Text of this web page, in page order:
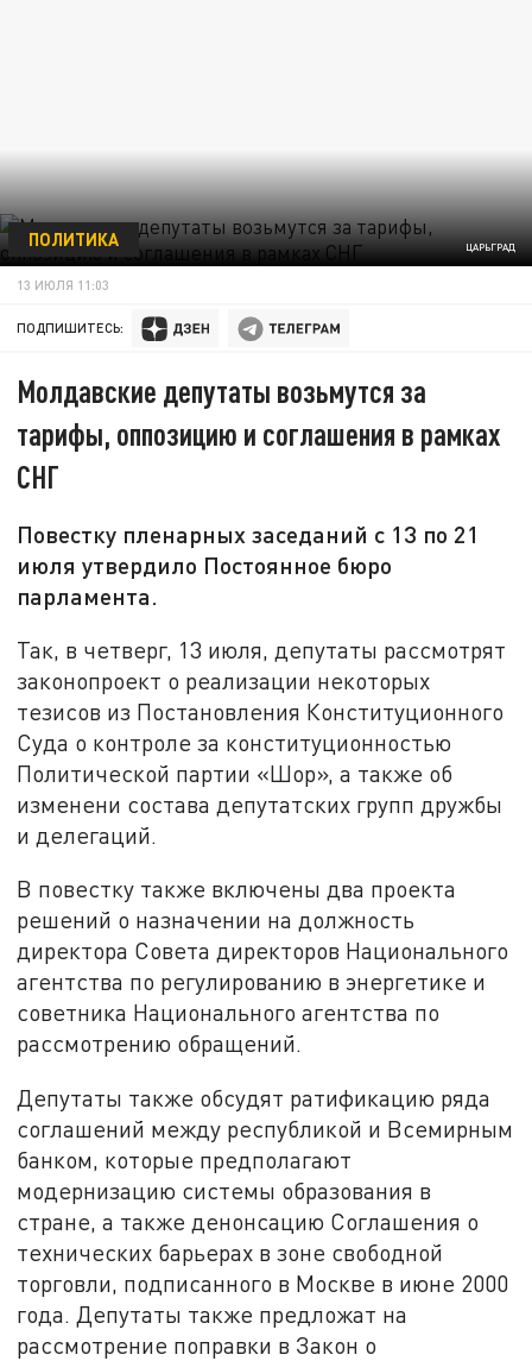
ЦАРЬГРАД
ПОЛИТИКА
13 ИЮЛЯ 11:03
ПОДПИШИТЕСЬ:
Молдавские депутаты возьмутся за
тарифы, оппозицию и соглашения в рамках
СНГ
Повестку пленарных заседаний с 13 по 21
июля утвердило Постоянное бюро
парламента.
Так, в четверг, 13 июля, депутаты рассмотрят
законопроект о реализации некоторых
тезисов из Постановления Конституционного
Суда о контроле за конституционностью
Политической партии «Шор», а также об
изменени состава депутатских групп дружбы
и делегаций.
В повестку также включены два проекта
решений о назначении на должность
директора Совета директоров Национального
агентства по регулированию в энергетике и
советника Национального агентства по
рассмотрению обращений.
Депутаты также обсудят ратификацию ряда
соглашений между республикой и Всемирным
банком, которые предполагают
модернизацию системы образования в
стране, а также денонсацию Соглашения о
технических барьерах в зоне свободной
торговли, подписанного в Москве в июне 2000
года. Депутаты также предложат на
рассмотрение поправки в Закон о